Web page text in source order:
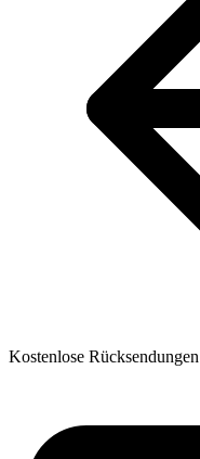
Kostenlose Rücksendungen